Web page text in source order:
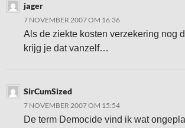
jager
7 NOVEMBER 2007 OM 16:36
Als de ziekte kosten verzekering nog
krijg je dat vanzelf…
SirCumSized
7 NOVEMBER 2007 OM 15:54
De term Democide vind ik wat